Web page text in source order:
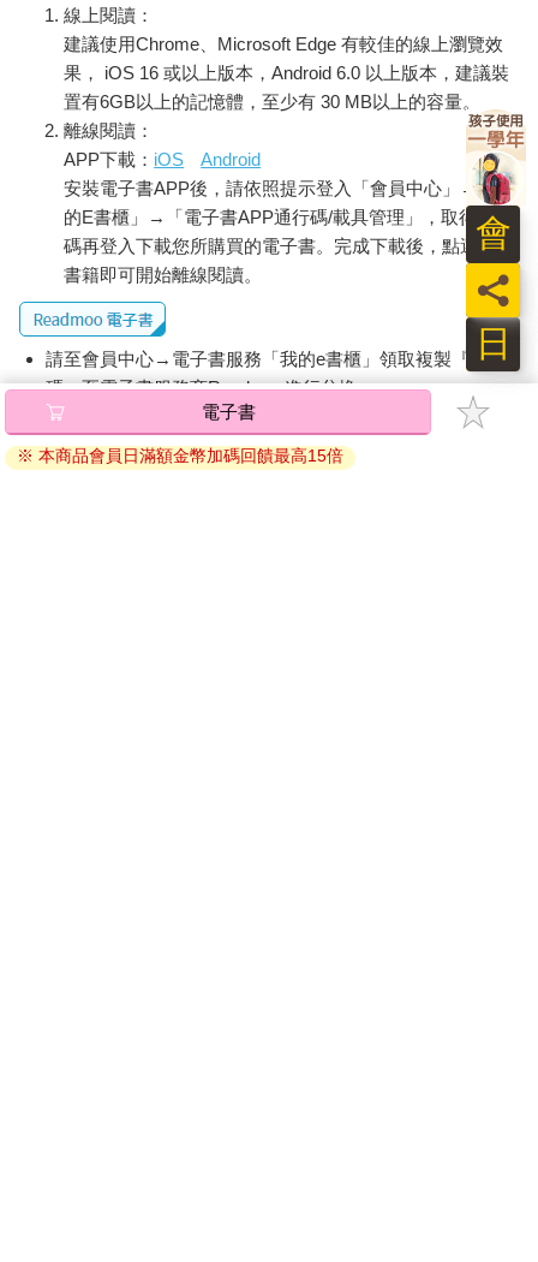
線上閱讀：
建議使用Chrome、Microsoft Edge 有較佳的線上瀏覽效
果， iOS 16 或以上版本，Android 6.0 以上版本，建議裝
置有6GB以上的記憶體，至少有 30 MB以上的容量。
離線閱讀：
APP下載： iOS
Android
安裝電子書APP後，請依照提示登入「會員中心」→「我
的E書櫃」→「電子書APP通行碼/載具管理」，取得通行
碼再登入下載您所購買的電子書。完成下載後，點選任一
書籍即可開始離線閱讀。
請至會員中心→電子書服務「我的e書櫃」領取複製『兌換
碼』至電子書服務商Readmoo進行兌換。
退換貨須知：
因版權保護，您在金石堂所購買的電子書僅能以金石堂專屬
電子書
※ 本商品會員日滿額金幣加碼回饋最高15倍
日
員
會